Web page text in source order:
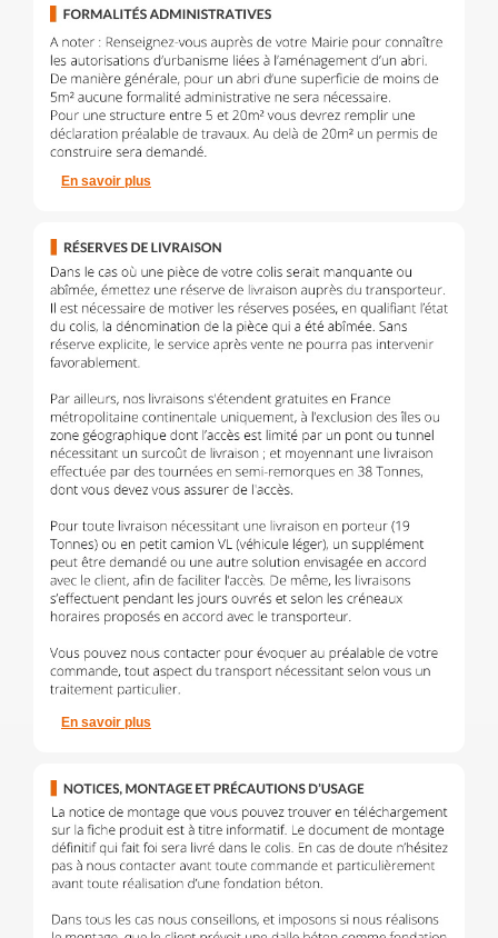
En savoir plus
En savoir plus